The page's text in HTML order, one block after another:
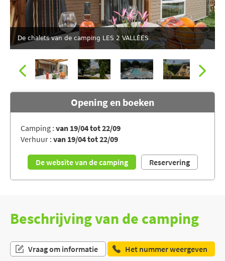
De chalets van de camping LES 2 VALLÉES
De camping LES 2 VALLÉES, Dordogne
Opening en boeken
Camping : van 19/04 tot 22/09
Verhuur : van 19/04 tot 22/09
De website van de camping Reservering
Beschrijving van de camping
Vraag om informatie
Het nummer weergeven